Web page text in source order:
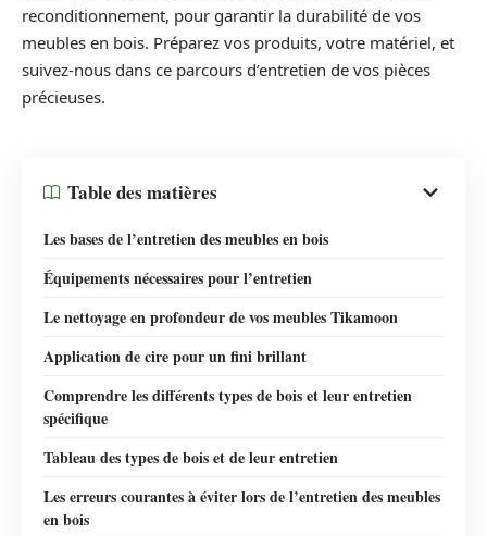
reconditionnement, pour garantir la durabilité de vos
meubles en bois. Préparez vos produits, votre matériel, et
suivez-nous dans ce parcours d’entretien de vos pièces
précieuses.
Table des matières
Les bases de l’entretien des meubles en bois
Équipements nécessaires pour l’entretien
Le nettoyage en profondeur de vos meubles Tikamoon
Application de cire pour un fini brillant
Comprendre les différents types de bois et leur entretien
spécifique
Tableau des types de bois et de leur entretien
Les erreurs courantes à éviter lors de l’entretien des meubles
en bois